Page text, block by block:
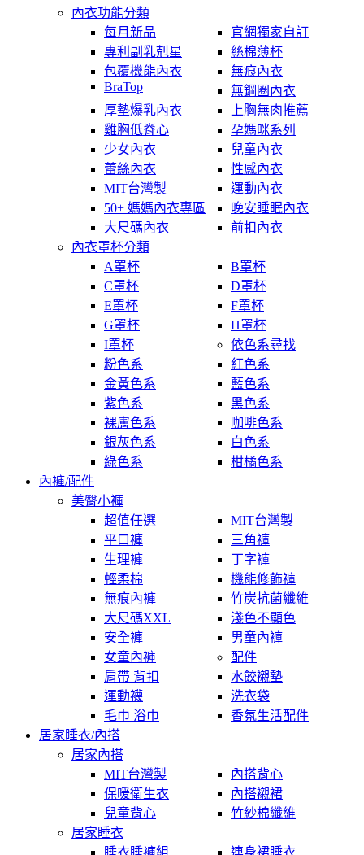
內衣功能分類
每月新品
官網獨家自訂
專利副乳剋星
絲棉薄杯
包覆機能內衣
無痕內衣
BraTop
無鋼圈內衣
厚墊爆乳內衣
上胸無肉推薦
雞胸低脊心
孕媽咪系列
少女內衣
兒童內衣
蕾絲內衣
性感內衣
MIT台灣製
運動內衣
50+ 媽媽內衣專區
晚安睡眠內衣
大尺碼內衣
前扣內衣
內衣罩杯分類
A罩杯
B罩杯
C罩杯
D罩杯
E罩杯
F罩杯
G罩杯
H罩杯
I罩杯
依色系尋找
粉色系
紅色系
金黃色系
藍色系
紫色系
黑色系
裸膚色系
咖啡色系
銀灰色系
白色系
綠色系
柑橘色系
內褲/配件
美臀小褲
超值任選
MIT台灣製
平口褲
三角褲
生理褲
丁字褲
輕柔棉
機能修飾褲
無痕內褲
竹炭抗菌纖維
大尺碼XXL
淺色不顯色
安全褲
男童內褲
女童內褲
配件
肩帶 背扣
水餃襯墊
運動襪
洗衣袋
毛巾 浴巾
香氛生活配件
居家睡衣/內搭
居家內搭
MIT台灣製
內搭背心
保暖衛生衣
內搭襯裙
兒童背心
竹紗棉纖維
居家睡衣
睡衣睡褲組
連身裙睡衣